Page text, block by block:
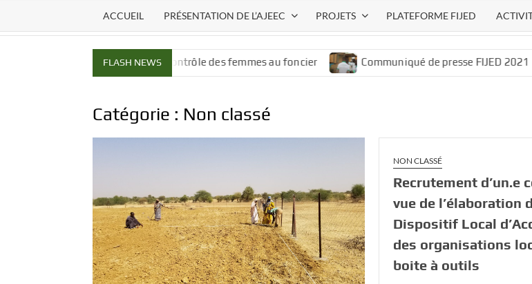
ACCUEIL PRÉSENTATION DE L’AJEEC PROJETS PLATEFORME FIJED
FLASH NEWS
dans l’accès et le contrôle des femmes au foncier Communiqué de presse FIJED 2021
Catégorie : Non classé
NON CLASSÉ
Recrutement d’un.e
vue de l’élaboration
Dispositif Local
des organisations
boite à outils